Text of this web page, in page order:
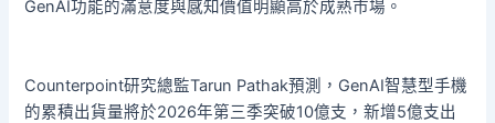
GenAI功能的滿意度與感知價值明顯高於成熟市場。
Counterpoint研究總監Tarun Pathak預測，GenAI智慧型手機
的累積出貨量將於2026年第三季突破10億支，新增5億支出